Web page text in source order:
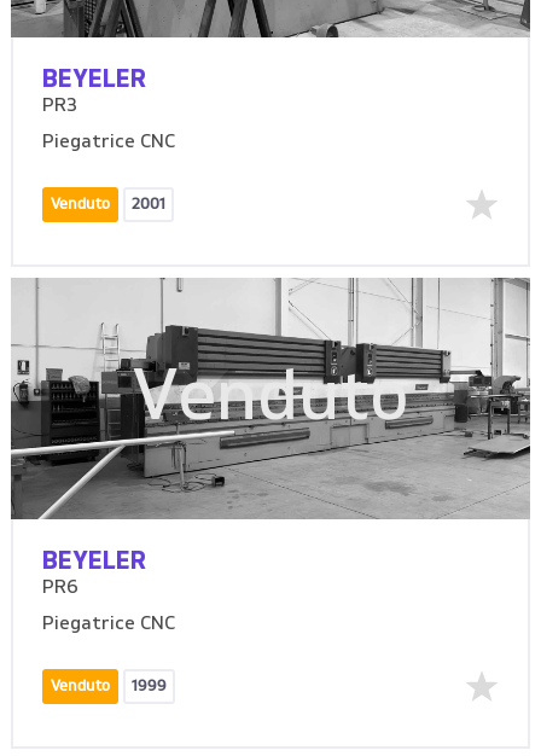
BEYELER
PR3
Piegatrice CNC
Venduto 2001
Venduto
BEYELER
PR6
Piegatrice CNC
Venduto 1999